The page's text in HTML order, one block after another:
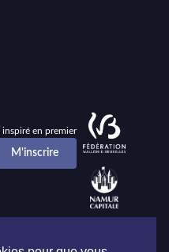
en premier